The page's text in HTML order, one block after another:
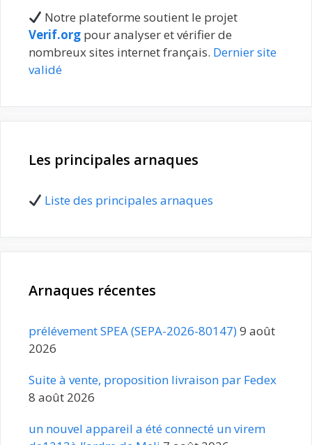
Notre plateforme soutient le projet
Verif.org pour analyser et vérifier de
nombreux sites internet français. Dernier site
validé
Les principales arnaques
Liste des principales arnaques
Arnaques récentes
prélévement SPEA (SEPA-2026-80147)9 août
2026
Suite à vente, proposition livraison par Fedex
8 août 2026
un nouvel appareil a été connecté un virem